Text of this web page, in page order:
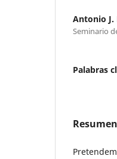
Antonio J.
Seminario
Palabras
Resumen